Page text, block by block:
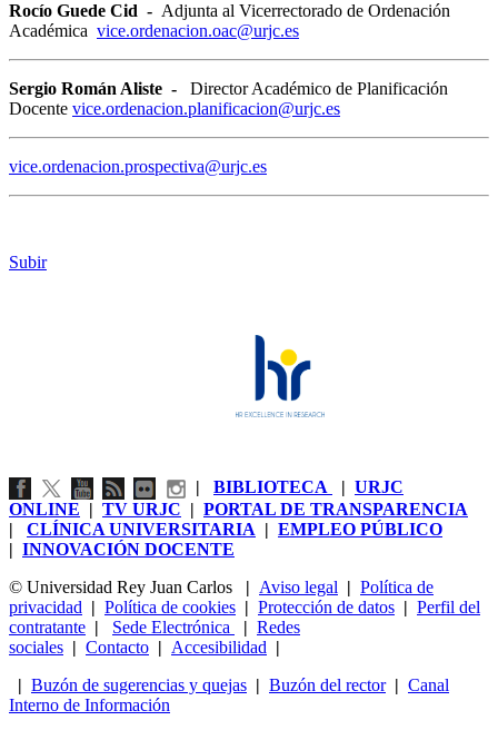
Rocío Guede Cid - Adjunta al Vicerrectorado de Ordenación
Académica vice.ordenacion.oac@urjc.es
Sergio Román Aliste - Director Académico de Planificación
Docente vice.ordenacion.planificacion@urjc.es
vice.ordenacion.prospectiva@urjc.es
Subir
| BIBLIOTECA | URJC
ONLINE | TV URJC | PORTAL DE TRANSPARENCIA
| CLÍNICA UNIVERSITARIA | EMPLEO PÚBLICO
| INNOVACIÓN DOCENTE
© Universidad Rey Juan Carlos
| Aviso legal | Política de
privacidad | Política de cookies | Protección de datos | Perfil del
contratante | Sede Electrónica | Redes
sociales | Contacto | Accesibilidad |
| Buzón de sugerencias y quejas | Buzón del rector| Canal
Interno de Información